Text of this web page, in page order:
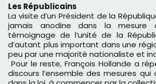
Les Républicains
La visite d’un Président de la
jamais anodine dans la
témoignage de l’unité de la
d’autant plus important dans une
peu par une majorité nationaliste et
Pour le reste, François Hollande a
discours l’ensemble des mesures